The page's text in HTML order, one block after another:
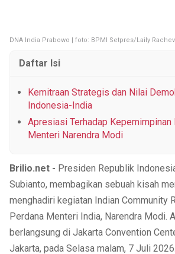
DNA India Prabowo | foto: BPMI Setpres/Laily
Daftar Isi
Kemitraan Strategis dan Nilai
Indonesia-India
Apresiasi Terhadap Kepemimpinan
Menteri Narendra Modi
Brilio.net - Presiden Republik
Subianto, membagikan sebuah kisah
menghadiri kegiatan Indian Community
Perdana Menteri India, Narendra Modi.
berlangsung di Jakarta Convention
Jakarta, pada Selasa malam, 7 Juli